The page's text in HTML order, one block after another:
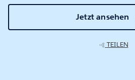
Jetzt ansehen
TEILEN